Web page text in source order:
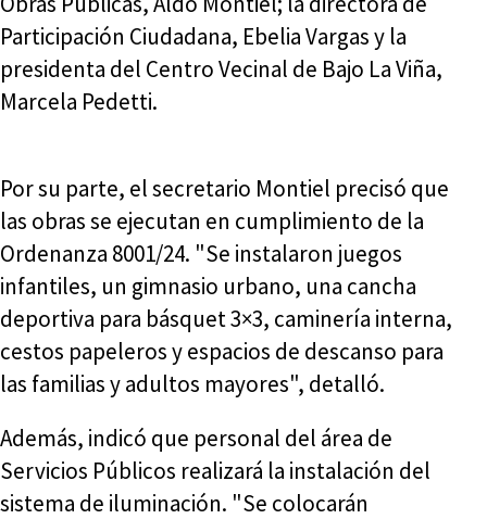
Participación Ciudadana, Ebelia Vargas y la
presidenta del Centro Vecinal de Bajo La Viña,
Marcela Pedetti.
Por su parte, el secretario Montiel precisó que
las obras se ejecutan en cumplimiento de la
Ordenanza 8001/24. "Se instalaron juegos
infantiles, un gimnasio urbano, una cancha
deportiva para básquet 3×3, caminería interna,
cestos papeleros y espacios de descanso para
las familias y adultos mayores", detalló.
Además, indicó que personal del área de
Servicios Públicos realizará la instalación del
sistema de iluminación. "Se colocarán